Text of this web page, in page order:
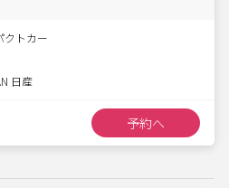
クトカー
日産
予約へ